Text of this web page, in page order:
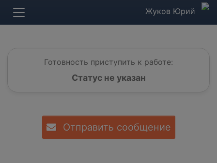
Жуков Юрий
Готовность приступить к работе:
Статус не указан
Отправить сообщение